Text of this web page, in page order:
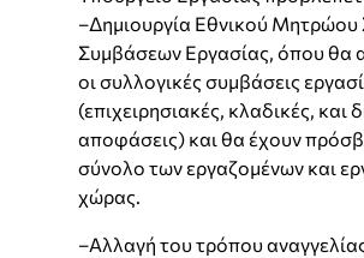
–Δημιουργία Εθνικού Μητρώου
Συμβάσεων Εργασίας, όπου θα
οι συλλογικές συμβάσεις
(επιχειρησιακές, κλαδικές, και
αποφάσεις) και θα έχουν
σύνολο των εργαζομένων και
χώρας.
–Αλλαγή του τρόπου